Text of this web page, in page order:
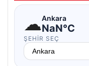
☁Ankara
NaN°C
ŞEHIR SEÇ